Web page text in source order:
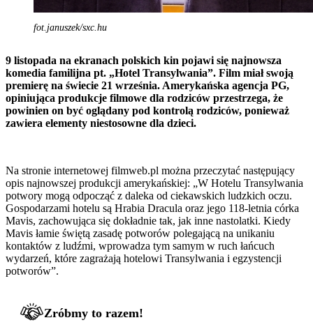
fot.januszek/sxc.hu
9 listopada na ekranach polskich kin pojawi się najnowsza
komedia familijna pt. „Hotel Transylwania”. Film miał swoją
premierę na świecie 21 września. Amerykańska agencja PG,
opiniująca produkcje filmowe dla rodziców przestrzega, że
powinien on być oglądany pod kontrolą rodziców, ponieważ
zawiera elementy niestosowne dla dzieci.
Na stronie internetowej filmweb.pl można przeczytać następujący
opis najnowszej produkcji amerykańskiej: „W Hotelu Transylwania
potwory mogą odpocząć z daleka od ciekawskich ludzkich oczu.
Gospodarzami hotelu są Hrabia Dracula oraz jego 118-letnia córka
Mavis, zachowująca się dokładnie tak, jak inne nastolatki. Kiedy
Mavis łamie świętą zasadę potworów polegającą na unikaniu
kontaktów z ludźmi, wprowadza tym samym w ruch łańcuch
wydarzeń, które zagrażają hotelowi Transylwania i egzystencji
potworów”.
Zróbmy to razem!